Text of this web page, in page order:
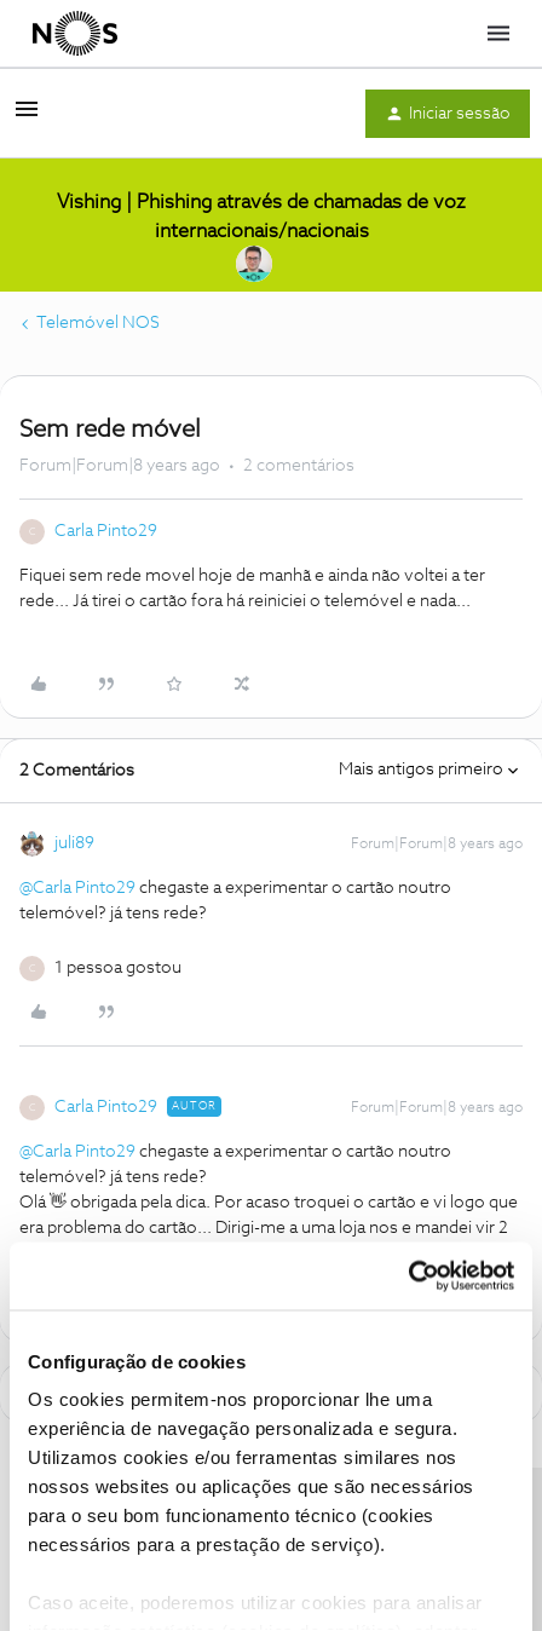
Configuração de cookies
Os cookies permitem-nos proporcionar lhe uma
experiência de navegação personalizada e segura.
Utilizamos cookies e/ou ferramentas similares nos
nossos websites ou aplicações que são necessários
para o seu bom funcionamento técnico (cookies
necessários para a prestação de serviço).
Caso aceite, poderemos utilizar cookies para analisar
Menu
Iniciar sessão
Vishing | Phishing através de chamadas de voz
internacionais/nacionais
Telemóvel NOS
Sem rede móvel
Forum|Forum|8 years ago 2 comentários
C Carla Pinto29
Fiquei sem rede movel hoje de manhã e ainda não voltei a ter
rede... Já tirei o cartão fora há reiniciei o telemóvel e nada...
2 Comentários Mais antigos primeiro
juli89 Forum|Forum|8 years ago
@Carla Pinto29 chegaste a experimentar o cartão noutro
telemóvel? já tens rede?
C 1 pessoa gostou
C Carla Pinto29 AUTOR Forum|Forum|8 years ago
@Carla Pinto29 chegaste a experimentar o cartão noutro
telemóvel? já tens rede?
Olá 👋 obrigada pela dica. Por acaso troquei o cartão e vi logo que
era problema do cartão... Dirigi-me a uma loja nos e mandei vir 2